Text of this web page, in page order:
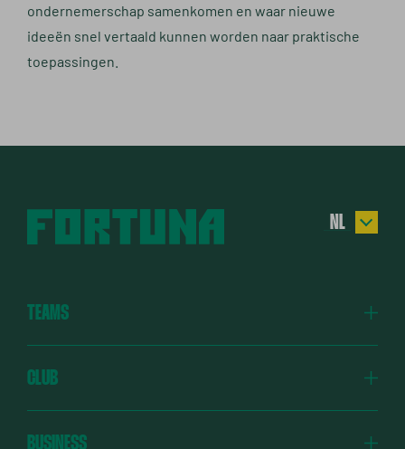
ondernemerschap samenkomen en waar nieuwe
ideeën snel vertaald kunnen worden naar praktische
toepassingen.
NL
TR
TEAMS
CLUB
BUSINESS